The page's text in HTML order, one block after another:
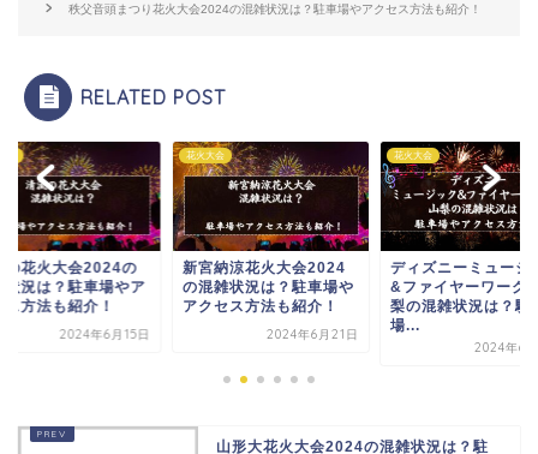
秩父音頭まつり花火大会2024の混雑状況は？駐車場やアクセス方法も紹介！
RELATED POST
納涼花火大会2024
雑状況は？駐車場や
セス方法も紹介！
2024年6月21日
花火大会
ディズニーミュージック
&ファイヤーワークス山
梨の混雑状況は？駐車
花火大会
白浜海の祭典納涼花
会2024の混雑状況
駐車場やアクセス方
山形大花火大会2024の混雑状況は？駐